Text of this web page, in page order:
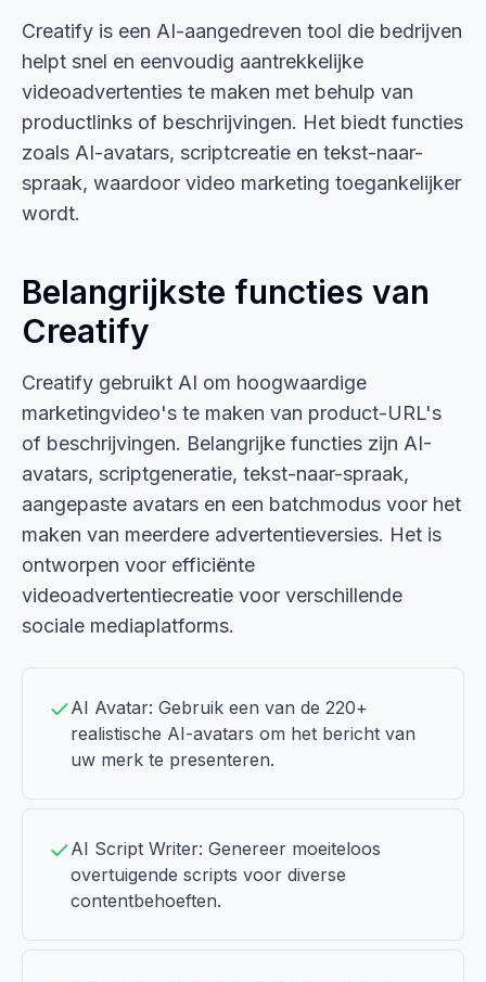
Creatify is een AI-aangedreven tool die bedrijven
helpt snel en eenvoudig aantrekkelijke
videoadvertenties te maken met behulp van
productlinks of beschrijvingen. Het biedt functies
zoals AI-avatars, scriptcreatie en tekst-naar-
spraak, waardoor video marketing toegankelijker
wordt.
Belangrijkste functies van
Creatify
Creatify gebruikt AI om hoogwaardige
marketingvideo's te maken van product-URL's
of beschrijvingen. Belangrijke functies zijn AI-
avatars, scriptgeneratie, tekst-naar-spraak,
aangepaste avatars en een batchmodus voor het
maken van meerdere advertentieversies. Het is
ontworpen voor efficiënte
videoadvertentiecreatie voor verschillende
sociale mediaplatforms.
AI Avatar: Gebruik een van de 220+
realistische AI-avatars om het bericht van
uw merk te presenteren.
AI Script Writer: Genereer moeiteloos
overtuigende scripts voor diverse
contentbehoeften.